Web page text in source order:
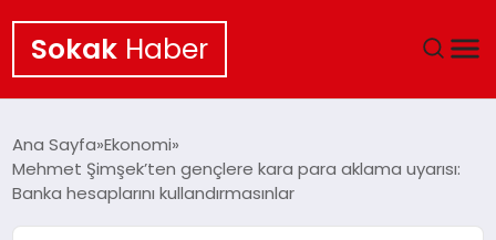
Sokak Haber
EKONOMI
Ana Sayfa Ekonomi
Mehmet Şimşek’ten gençlere kara para aklama uyarısı:
Banka hesaplarını kullandırmasınlar